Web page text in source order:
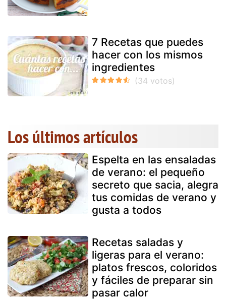
7 Recetas que puedes
hacer con los mismos
ingredientes
Los últimos artículos
Espelta en las ensaladas
de verano: el pequeño
secreto que sacia, alegra
tus comidas de verano y
gusta a todos
Recetas saladas y
ligeras para el verano:
platos frescos, coloridos
y fáciles de preparar sin
pasar calor